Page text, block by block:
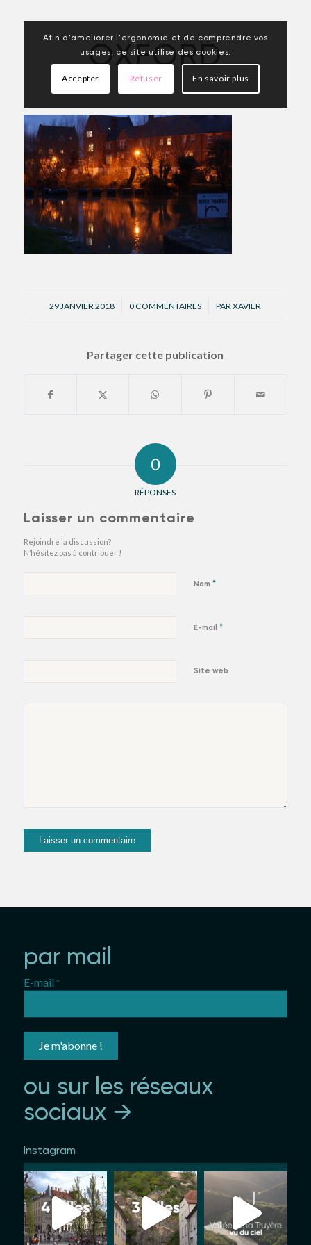
OXFORD
29 JANVIER 2018
/ 0 COMMENTAIRES
/ PARXAVIER
Partager cette publication
0
RÉPONSES
Laisser un commentaire
Rejoindre la discussion?
N’hésitez pas à contribuer !
Nom *
E-mail *
Site web
par mail
E-mail *
ou sur les réseaux
sociaux →
Instagram
Afin d'améliorer l'ergonomie et de comprendre vos
usages, ce site utilise des cookies.
Accepter Refuser En savoir plus